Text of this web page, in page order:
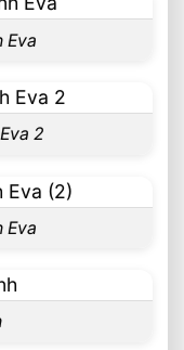
Eva
2
Eva